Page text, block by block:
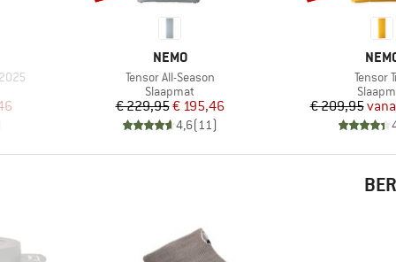
prijs
MERK
NEMO
Artikel
Tensor All-Season
Productgroep
Slaapmat
Prijs
€ 229,95Verlaagde prijs
€ 195,46
4,6(11)
Artikel
Tensor
€ 209,95